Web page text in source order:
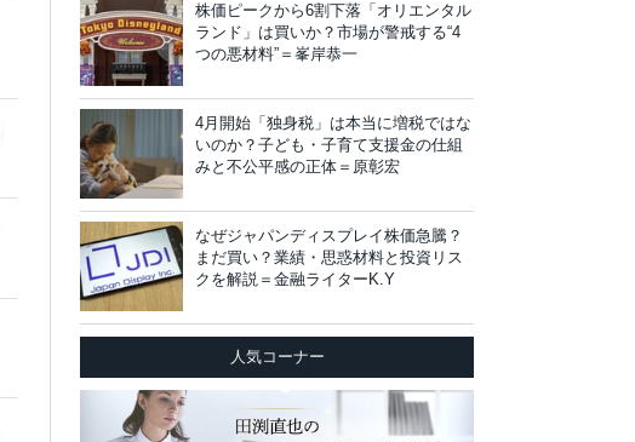
株価ピークから6割下落「オリエンタル
ランド」は買いか？市場が警戒する“4
つの悪材料”＝峯岸恭一
4月開始「独身税」は本当に増税ではな
いのか？子ども・子育て支援金の仕組
みと不公平感の正体＝原彰宏
なぜジャパンディスプレイ株価急騰？
まだ買い？業績・思惑材料と投資リス
クを解説＝金融ライターK.Y
人気コーナー